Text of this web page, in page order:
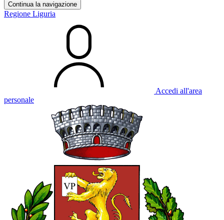
Continua la navigazione
Regione Liguria
Accedi all'area
personale